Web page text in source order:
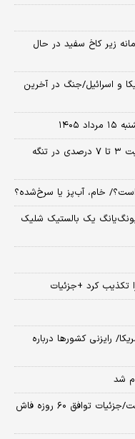
زیر کاخ سفید در حال
و اسرائیل/جنگ در آخرین
رویترز: ایران و عمان برای تعیین تعرفه ترانزیت ۳ تا ۷ درصدی در تنگه
خام، آب‌پز یا سرخ‌شده؟
یک بالستیک شلیک
تکذیب کرد +جزئیات
رایزنی کشورها درباره
شد
العربیه: توافق بازگشایی تنگه هرمز در راه است/جزئیات توافق ۶۰ روزه فاش